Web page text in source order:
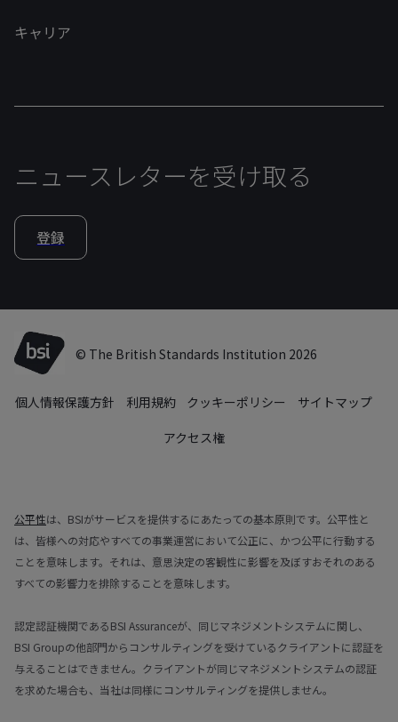
キャリア
ニュースレターを受け取る
登録
© The British Standards Institution 2026
個人情報保護方針 利用規約 クッキーポリシー
サイトマップ
アクセス権
公平性は、BSIがサービスを提供するにあたっての基本原則です。公平性と
は、皆様への対応やすべての事業運営において公正に、かつ公平に行動する
ことを意味します。それは、意思決定の客観性に影響を及ぼすおそれのある
すべての影響力を排除することを意味します。
認定認証機関であるBSI Assuranceが、同じマネジメントシステムに関し、
BSI Groupの他部門からコンサルティングを受けているクライアントに認証を
与えることはできません。クライアントが同じマネジメントシステムの認証
を求めた場合も、当社は同様にコンサルティングを提供しません。